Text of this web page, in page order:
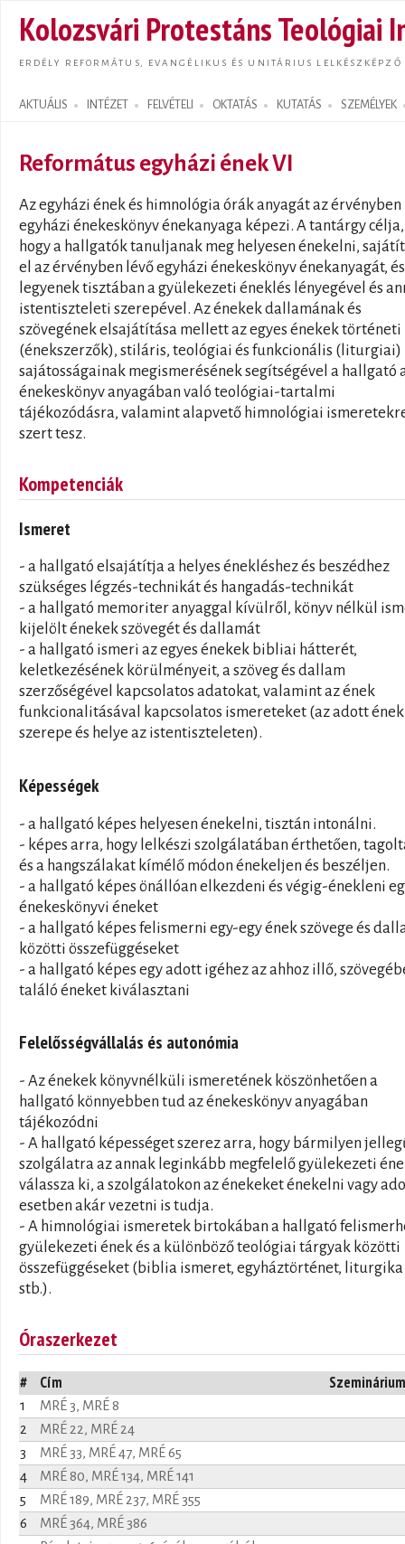
Kolozsvári Protestáns Teológiai
ERDÉLY REFORMÁTUS, EVANGÉLIKUS ÉS UNITÁRIUS LELKÉSZKÉPZŐ
AKTUÁLIS INTÉZET FELVÉTELI OKTATÁS KUTATÁS SZEMÉLYEK
Search form
Református egyházi ének VI
Az egyházi ének és himnológia órák anyagát az érvényben
egyházi énekeskönyv énekanyaga képezi. A tantárgy célja,
hogy a hallgatók tanuljanak meg helyesen énekelni,
el az érvényben lévő egyházi énekeskönyv énekanyagát, és
legyenek tisztában a gyülekezeti éneklés lényegével és
istentiszteleti szerepével. Az énekek dallamának és
szövegének elsajátítása mellett az egyes énekek történeti
(énekszerzők), stiláris, teológiai és funkcionális (liturgiai)
sajátosságainak megismerésének segítségével a hallgató
énekeskönyv anyagában való teológiai-tartalmi
tájékozódásra, valamint alapvető himnológiai
szert tesz.
Kompetenciák
Ismeret
- a hallgató elsajátítja a helyes énekléshez és beszédhez
szükséges légzés-technikát és hangadás-technikát
- a hallgató memoriter anyaggal kívülről, könyv nélkül
kijelölt énekek szövegét és dallamát
- a hallgató ismeri az egyes énekek bibliai hátterét,
keletkezésének körülményeit, a szöveg és dallam
szerzőségével kapcsolatos adatokat, valamint az ének
funkcionalitásával kapcsolatos ismereteket (az adott ének
szerepe és helye az istentiszteleten).
Képességek
- a hallgató képes helyesen énekelni, tisztán intonálni.
- képes arra, hogy lelkészi szolgálatában érthetően,
és a hangszálakat kímélő módon énekeljen és beszéljen.
- a hallgató képes önállóan elkezdeni és végig-énekleni
énekeskönyvi éneket
- a hallgató képes felismerni egy-egy ének szövege és
közötti összefüggéseket
- a hallgató képes egy adott igéhez az ahhoz illő,
találó éneket kiválasztani
Felelősségvállalás és autonómia
- Az énekek könyvnélküli ismeretének köszönhetően a
hallgató könnyebben tud az énekeskönyv anyagában
tájékozódni
- A hallgató képességet szerez arra, hogy bármilyen
szolgálatra az annak leginkább megfelelő gyülekezeti
válassza ki, a szolgálatokon az énekeket énekelni vagy
esetben akár vezetni is tudja.
- A himnológiai ismeretek birtokában a hallgató
gyülekezeti ének és a különböző teológiai tárgyak közötti
összefüggéseket (biblia ismeret, egyháztörténet, liturgika
stb.).
Óraszerkezet
# Cím Szeminárium
1
MRÉ 3, MRÉ 8
2
MRÉ 22, MRÉ 24
3
MRÉ 33, MRÉ 47, MRÉ 65
4
MRÉ 80, MRÉ 134, MRÉ 141
5
MRÉ 189, MRÉ 237, MRÉ 355
6
MRÉ 364, MRÉ 386